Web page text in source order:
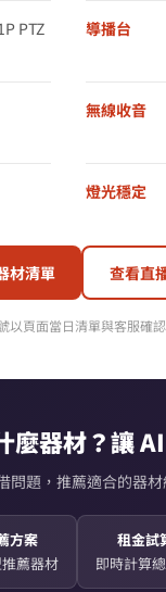
PTZ 導播台
無線收音
燈光穩定
材清單 查看直
以頁面當日清單與客服確認
麼器材？讓
題，推薦適合的器
方案
薦器材
租金試
即時計算